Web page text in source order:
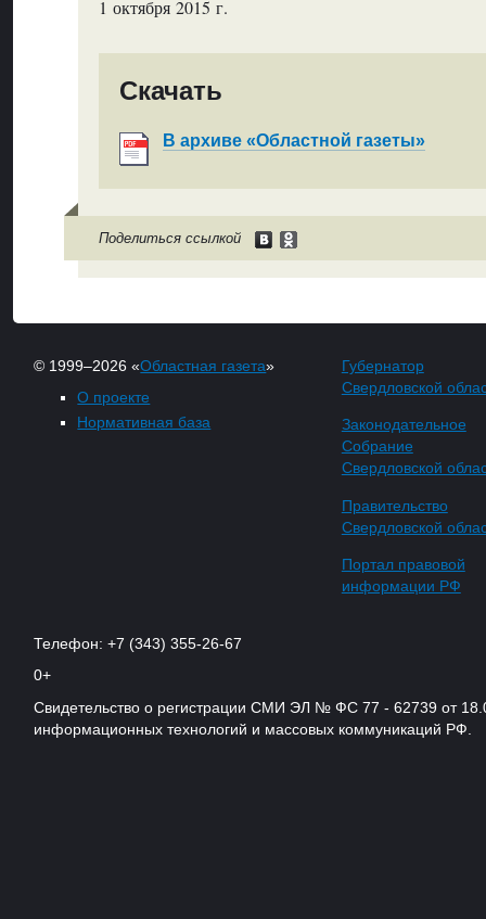
1 октября 2015 г.
Скачать
В архиве «Областной газеты»
Поделиться ссылкой
© 1999–2026 «Областная газета»
О проекте
Нормативная база
Губернатор
Свердловской
Законодательное
Собрание
Свердловской
Правительство
Свердловской
Портал правовой
информации РФ
Телефон: +7 (343) 355-26-67
0+
Свидетельство о регистрации СМИ ЭЛ № ФС 77 - 62739 от
информационных технологий и массовых коммуникаций РФ.